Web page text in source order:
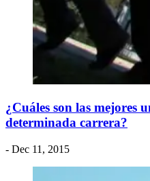
¿Cuáles son las mejores
determinada carrera?
- Dec 11, 2015